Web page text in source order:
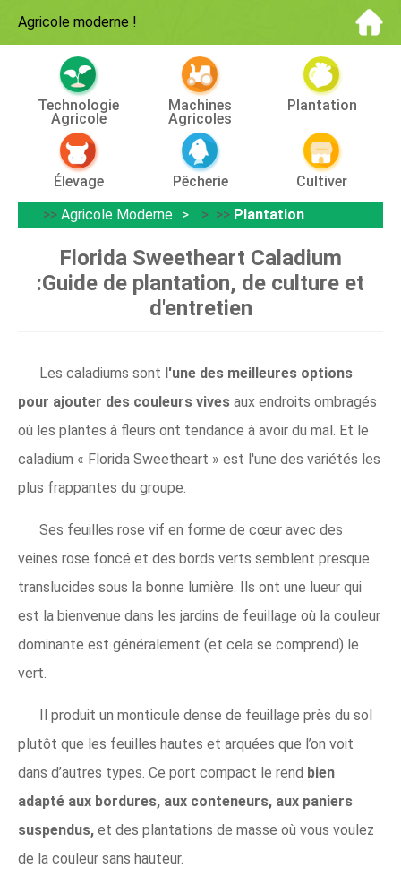
Agricole moderne !
Technologie
Agricole
Machines
Agricoles
Plantation
Élevage Pêcherie
Cultiver
>> Agricole Moderne > >> Plantation
Florida Sweetheart Caladium
:Guide de plantation, de culture et
d'entretien
Les caladiums sont l'une des meilleures options
pour ajouter des couleurs vives aux endroits ombragés
où les plantes à fleurs ont tendance à avoir du mal. Et le
caladium « Florida Sweetheart » est l'une des variétés les
plus frappantes du groupe.
Ses feuilles rose vif en forme de cœur avec des
veines rose foncé et des bords verts semblent presque
translucides sous la bonne lumière. Ils ont une lueur qui
est la bienvenue dans les jardins de feuillage où la couleur
dominante est généralement (et cela se comprend) le
vert.
Il produit un monticule dense de feuillage près du sol
plutôt que les feuilles hautes et arquées que l’on voit
dans d’autres types. Ce port compact le rend bien
adapté aux bordures, aux conteneurs, aux paniers
suspendus, et des plantations de masse où vous voulez
de la couleur sans hauteur.